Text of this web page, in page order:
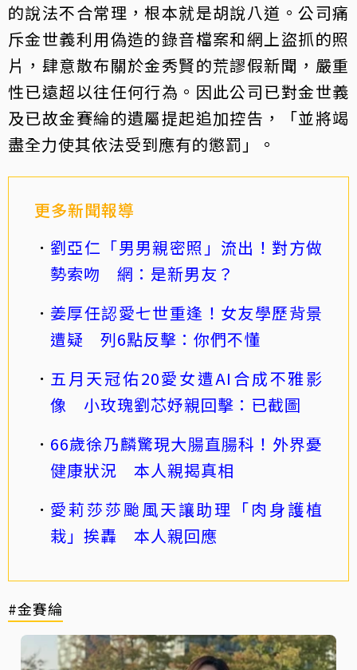
的說法不合常理，根本就是胡說八道。公司痛
斥金世義利用偽造的錄音檔案和網上盜抓的照
片，肆意散布關於金秀賢的荒謬假新聞，嚴重
性已遠超以往任何行為。因此公司已對金世義
及已故金賽綸的遺屬提起追加控告，「並將竭
盡全力使其依法受到應有的懲罰」。
更多新聞報導
劉亞仁「男男親密照」流出！對方做
勢索吻 網：是新男友？
姜厚任認愛七世重逢！女友學歷背景
遭疑 列6點反擊：你們不懂
五月天冠佑20愛女遭AI合成不雅影
像 小玫瑰劉芯妤親回擊：已截圖
66歲徐乃麟驚現大腸直腸科！外界憂
健康狀況 本人親揭真相
愛莉莎莎颱風天讓助理「肉身護植
栽」挨轟 本人親回應
#金賽綸